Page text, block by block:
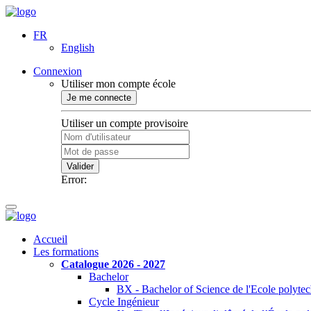
FR
English
Connexion
Utiliser mon compte école
Je me connecte
Utiliser un compte provisoire
Valider
Error:
Accueil
Les formations
Catalogue 2026 - 2027
Bachelor
BX - Bachelor of Science de l'Ecole
Cycle Ingénieur